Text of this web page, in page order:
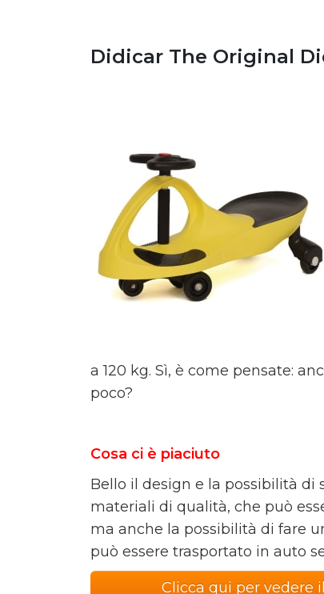
Didicar The Original
a 120 kg. Sì, è come pensate:
poco?
Cosa ci è piaciuto
Bello il design e la possibilità di
materiali di qualità, che può
ma anche la possibilità di fare
può essere trasportato in auto
Clicca qui per vedere